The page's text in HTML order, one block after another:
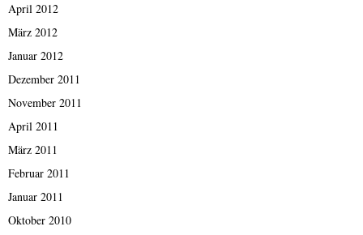
April 2012
März 2012
Januar 2012
Dezember 2011
November 2011
April 2011
März 2011
Februar 2011
Januar 2011
Oktober 2010